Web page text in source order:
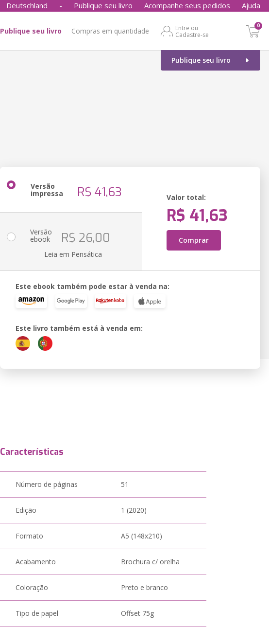
Deutschland - Publique seu livro Acompanhe seus pedidos Ajuda
Publique seu livro Compras em quantidade
Entre ou
Cadastre-se
0
Publique seu livro
Versão
impressa R$ 41,63 Valor total:
R$ 41,63
Comprar
Versão
ebook R$ 26,00
Leia em Pensática
Este ebook também pode estar à venda na:
Este livro também está à venda em:
Características
Número de páginas 51
Edição 1 (2020)
Formato A5 (148x210)
Acabamento Brochura c/ orelha
Coloração Preto e branco
Tipo de papel Offset 75g